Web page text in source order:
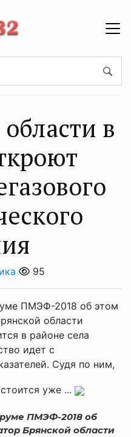
в
95
ПМЭФ-2018 об этом
области
в районе села
идет с
Судя по ним,
уже ...
ПМЭФ-2018 об
Брянской области